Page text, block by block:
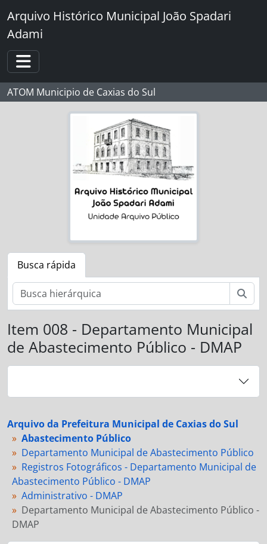
Skip to main content
Arquivo Histórico Municipal João Spadari
Adami
Toggle navigation
ATOM Municipio de Caxias do Sul
Busca rápida
Item 008 - Departamento Municipal
de Abastecimento Público - DMAP
Arquivo da Prefeitura Municipal de Caxias do Sul
Abastecimento Público
Departamento Municipal de Abastecimento Público
Registros Fotográficos - Departamento Municipal de
Abastecimento Público - DMAP
Administrativo - DMAP
Departamento Municipal de Abastecimento Público -
DMAP